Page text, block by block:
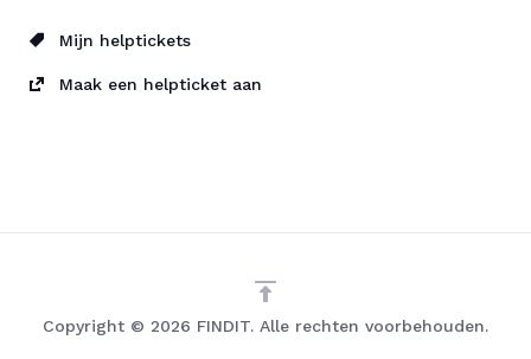
Mijn helptickets
Maak een helpticket aan
Copyright © 2026 FINDIT. Alle rechten voorbehouden.